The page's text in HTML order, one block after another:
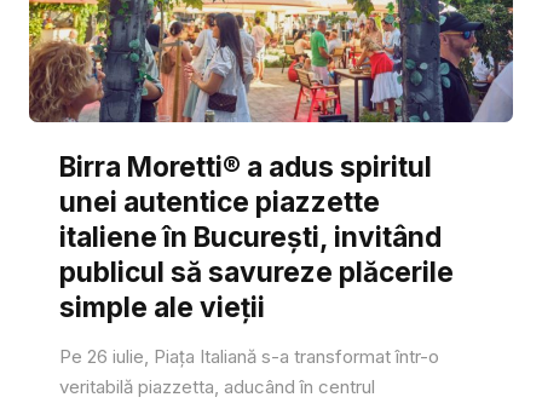
Birra Moretti® a adus spiritul
unei autentice piazzette
italiene în București, invitând
publicul să savureze plăcerile
simple ale vieții
Pe 26 iulie, Piața Italiană s-a transformat într-o
veritabilă piazzetta, aducând în centrul